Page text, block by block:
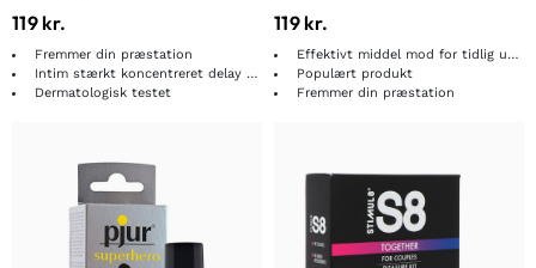
119 kr.
Fremmer din præstation
Intim stærkt koncentreret delay spray
Dermatologisk testet
119 kr.
Effektivt middel mod for tidlig udløsning
Populært produkt
Fremmer din præstation